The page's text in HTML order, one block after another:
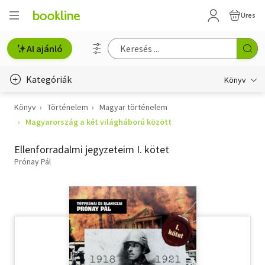
Üres
AI ajánló
Kategóriák Könyv
Életmód, egészség
Gyermek- és ifjúsági
Hobbi, szabadidő
Könyv Történelem
Magyar történelem
Magyarország a két világháború között
Ellenforradalmi jegyzeteim I. kötet
Prónay Pál